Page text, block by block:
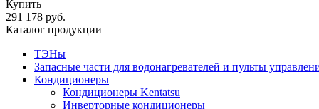
Купить
291 178 руб.
Каталог продукции
ТЭНы
Запасные части для водонагревателей и пульты
Кондиционеры
Кондиционеры Kentatsu
Инверторные кондиционеры